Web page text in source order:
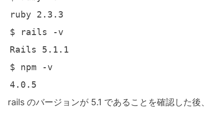
rails のバージョンが 5.1 であることを確認した後、